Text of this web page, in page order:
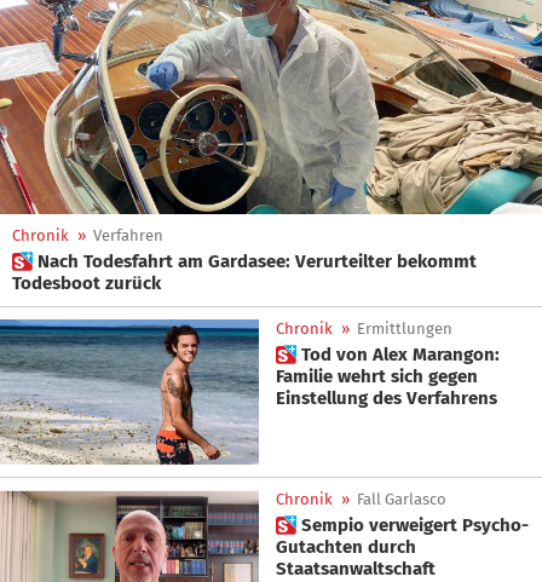
Chronik » Verfahren
 Nach Todesfahrt am Gardasee: Verurteilter bekommt
Todesboot zurück
Chronik » Ermittlungen
 Tod von Alex Marangon:
Familie wehrt sich gegen
Einstellung des Verfahrens
Chronik » Fall Garlasco
 Sempio verweigert Psycho-
Gutachten durch
Staatsanwaltschaft